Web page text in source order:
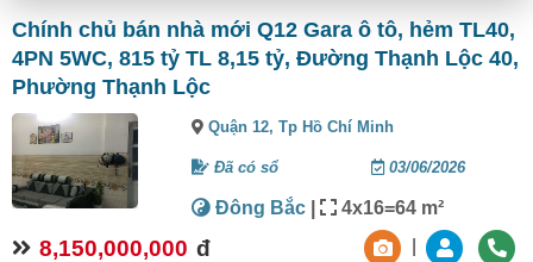
Chính chủ bán nhà mới Q12 Gara ô tô, hẻm TL40,
4PN 5WC, 815 tỷ TL 8,15 tỷ, Đường Thạnh Lộc 40,
Phường Thạnh Lộc
Quận 12,Tp Hồ Chí Minh
Đã có sổ 03/06/2026
Đông Bắc | 4x16=64 m²
8,150,000,000 đ